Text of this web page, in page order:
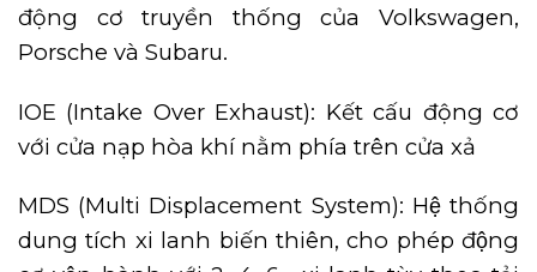
động cơ truyền thống của Volkswagen,
Porsche và Subaru.
IOE (Intake Over Exhaust): Kết cấu động cơ
với cửa nạp hòa khí nằm phía trên cửa xả
MDS (Multi Displacement System): Hệ thống
dung tích xi lanh biến thiên, cho phép động